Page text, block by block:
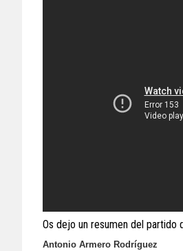
Os dejo un resumen del partido
Antonio Armero Rodríguez